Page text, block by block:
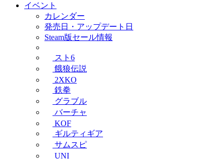
イベント
カレンダー
発売日・アップデート日
Steam版セール情報
スト6
餓狼伝説
2XKO
鉄拳
グラブル
バーチャ
KOF
ギルティギア
サムスピ
UNI